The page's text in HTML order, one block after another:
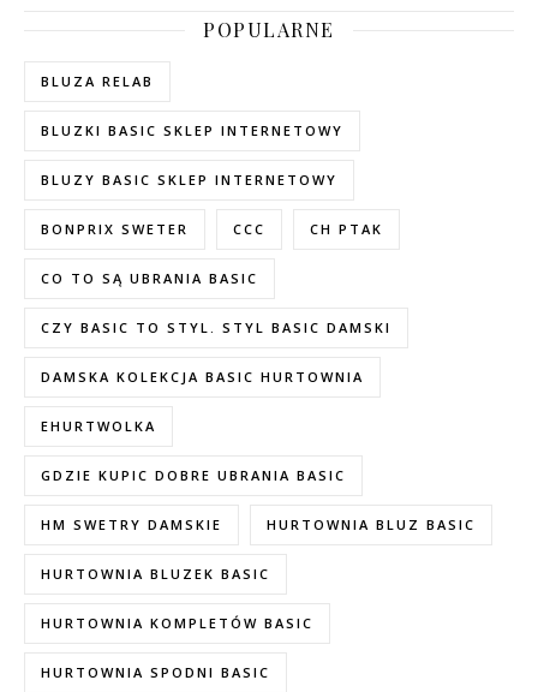
POPULARNE
BLUZA RELAB
BLUZKI BASIC SKLEP INTERNETOWY
BLUZY BASIC SKLEP INTERNETOWY
BONPRIX SWETER CCC CH PTAK
CO TO SĄ UBRANIA BASIC
CZY BASIC TO STYL. STYL BASIC DAMSKI
DAMSKA KOLEKCJA BASIC HURTOWNIA
EHURTWOLKA
GDZIE KUPIC DOBRE UBRANIA BASIC
HM SWETRY DAMSKIE HURTOWNIA BLUZ BASIC
HURTOWNIA BLUZEK BASIC
HURTOWNIA KOMPLETÓW BASIC
HURTOWNIA SPODNI BASIC